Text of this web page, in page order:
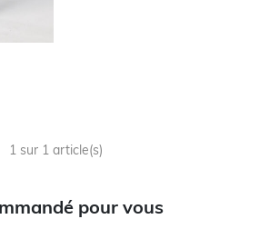
1 sur 1 article(s)
pour vous